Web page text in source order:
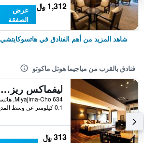
1,312 ﷼
عرض
الصفقة
شاهد المزيد من أهم الفنادق في هاتسوكايتشي
فنادق بالقرب من مياجيما هوتل ماكوتو
ليفماكس ريزورت أكيمياجيما
0.1 كيلومتر عن وسط المدينة
313 ﷼